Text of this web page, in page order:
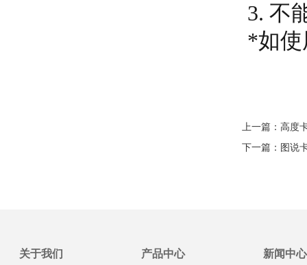
3. 不
*如使
上一篇： 高度
下一篇： 图说
关于我们 产品中心 新闻中心